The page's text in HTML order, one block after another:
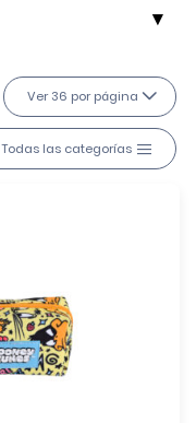
Ver 36 por página
Todas las categorías